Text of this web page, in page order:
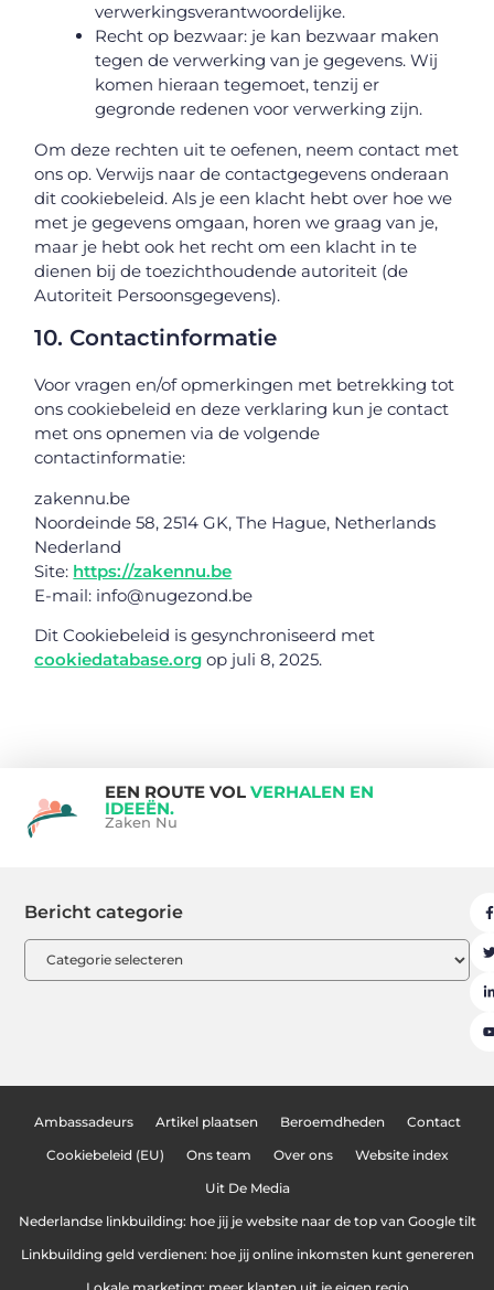
verwerkingsverantwoordelijke.
Recht op bezwaar: je kan bezwaar maken
tegen de verwerking van je gegevens. Wij
komen hieraan tegemoet, tenzij er
gegronde redenen voor verwerking zijn.
Om deze rechten uit te oefenen, neem contact met
ons op. Verwijs naar de contactgegevens onderaan
dit cookiebeleid. Als je een klacht hebt over hoe we
met je gegevens omgaan, horen we graag van je,
maar je hebt ook het recht om een klacht in te
dienen bij de toezichthoudende autoriteit (de
Autoriteit Persoonsgegevens).
10. Contactinformatie
Voor vragen en/of opmerkingen met betrekking tot
ons cookiebeleid en deze verklaring kun je contact
met ons opnemen via de volgende
contactinformatie:
zakennu.be
Noordeinde 58, 2514 GK, The Hague, Netherlands
Nederland
Site: https://zakennu.be
E-mail: info@nugezond.be
Dit Cookiebeleid is gesynchroniseerd met
cookiedatabase.org op juli 8, 2025.
EEN ROUTE VOL VERHALEN EN
IDEEËN.
Zaken Nu
Bericht categorie
Ambassadeurs Artikel plaatsen Beroemdheden Contact
Cookiebeleid (EU) Ons team Over ons Website index
Uit De Media
Nederlandse linkbuilding: hoe jij je website naar de top van Google tilt
Linkbuilding geld verdienen: hoe jij online inkomsten kunt genereren